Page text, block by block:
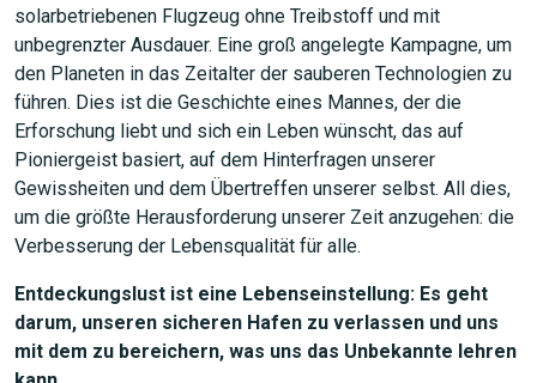
solarbetriebenen Flugzeug ohne Treibstoff und mit
unbegrenzter Ausdauer. Eine groß angelegte Kampagne, um
den Planeten in das Zeitalter der sauberen Technologien zu
führen. Dies ist die Geschichte eines Mannes, der die
Erforschung liebt und sich ein Leben wünscht, das auf
Pioniergeist basiert, auf dem Hinterfragen unserer
Gewissheiten und dem Übertreffen unserer selbst. All dies,
um die größte Herausforderung unserer Zeit anzugehen: die
Verbesserung der Lebensqualität für alle.
Entdeckungslust ist eine Lebenseinstellung: Es geht
darum, unseren sicheren Hafen zu verlassen und uns
mit dem zu bereichern, was uns das Unbekannte lehren